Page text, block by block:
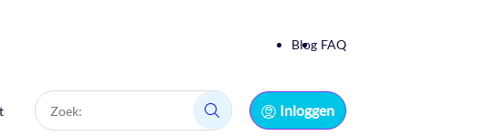
Blog FAQ
Zoek:
Zoek:
Inloggen